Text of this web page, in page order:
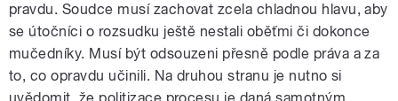
pravdu. Soudce musí zachovat zcela chladnou hlavu, aby
se útočníci o rozsudku ještě nestali oběťmi či dokonce
mučedníky. Musí být odsouzeni přesně podle práva a za
to, co opravdu učinili. Na druhou stranu je nutno si